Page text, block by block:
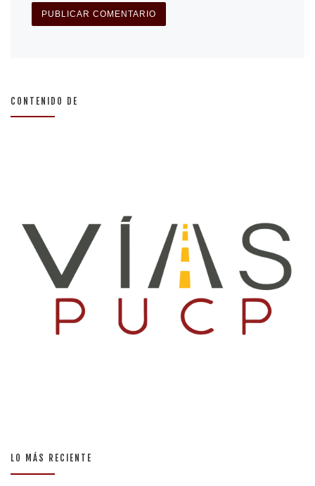
CONTENIDO DE
LO MÁS RECIENTE